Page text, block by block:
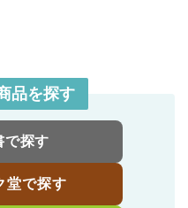
品を探す
で探す
堂で探す